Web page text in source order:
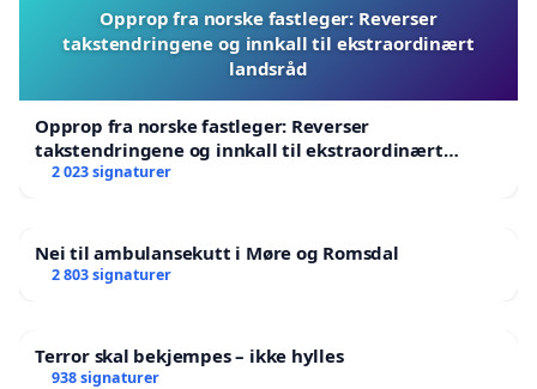
Opprop fra norske fastleger: Reverser
takstendringene og innkall til ekstraordinært
landsråd
Opprop fra norske fastleger: Reverser
takstendringene og innkall til ekstraordinært
landsråd
2 023 signaturer
Nei til ambulansekutt i Møre og Romsdal
2 803 signaturer
Terror skal bekjempes – ikke hylles
938 signaturer